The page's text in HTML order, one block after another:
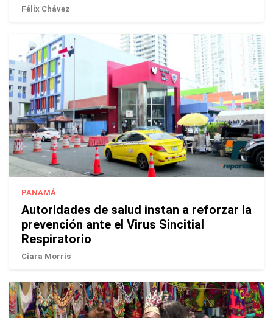
Félix Chávez
PANAMÁ
Autoridades de salud instan a reforzar la
prevención ante el Virus Sincitial
Respiratorio
Ciara Morris